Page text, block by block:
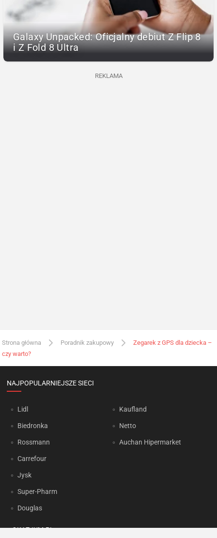
Galaxy Unpacked: Oficjalny debiut Z Flip 8
i Z Fold 8 Ultra
REKLAMA
Strona główna Poradnik zakupowy
Zegarek z GPS dla dziecka –
czy warto?
NAJPOPULARNIEJSZE SIECI
Lidl
Biedronka
Rossmann
Carrefour
Jysk
Super-Pharm
Douglas
Kaufland
Netto
Auchan Hipermarket
OKAZJUM.PL